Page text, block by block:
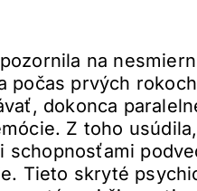
na
počas prvých
dokonca
Z toho
schopnosťami
Tieto skryté